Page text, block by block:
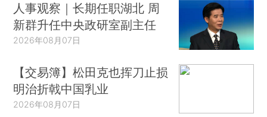
人事观察｜长期任职湖北 周
新群升任中央政研室副主任
2026年08月07日
【交易簿】松田克也挥刀止损
明治折戟中国乳业
2026年08月07日